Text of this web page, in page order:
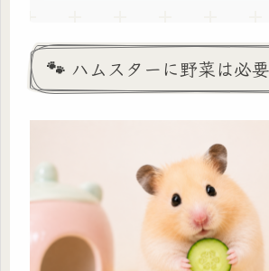
🐾 ハムスターに野菜は必